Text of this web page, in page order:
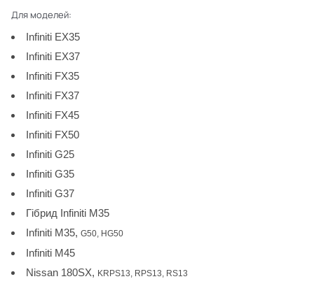
Для моделей:
Infiniti EX35
Infiniti EX37
Infiniti FX35
Infiniti FX37
Infiniti FX45
Infiniti FX50
Infiniti G25
Infiniti G35
Infiniti G37
Гібрид Infiniti M35
Infiniti M35, G50, HG50
Infiniti M45
Nissan 180SX, KRPS13, RPS13, RS13